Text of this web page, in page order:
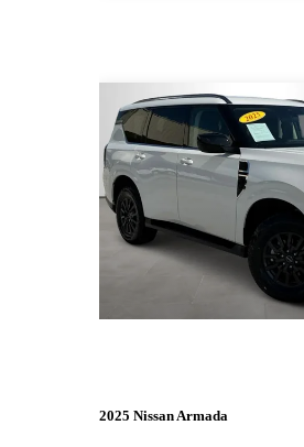
2025 Nissan Armada